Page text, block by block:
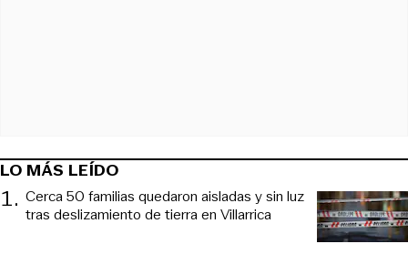
LO MÁS LEÍDO
1. Cerca 50 familias quedaron aisladas y sin luz
tras deslizamiento de tierra en Villarrica